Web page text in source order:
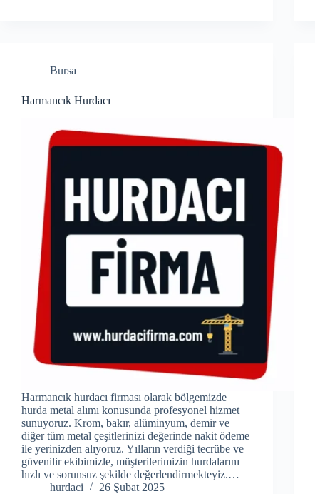
Bursa
Harmancık Hurdacı
Harmancık hurdacı firması olarak bölgemizde
hurda metal alımı konusunda profesyonel hizmet
sunuyoruz. Krom, bakır, alüminyum, demir ve
diğer tüm metal çeşitlerinizi değerinde nakit ödeme
ile yerinizden alıyoruz. Yılların verdiği tecrübe ve
güvenilir ekibimizle, müşterilerimizin hurdalarını
hızlı ve sorunsuz şekilde değerlendirmekteyiz.…
hurdaci
26 Şubat 2025